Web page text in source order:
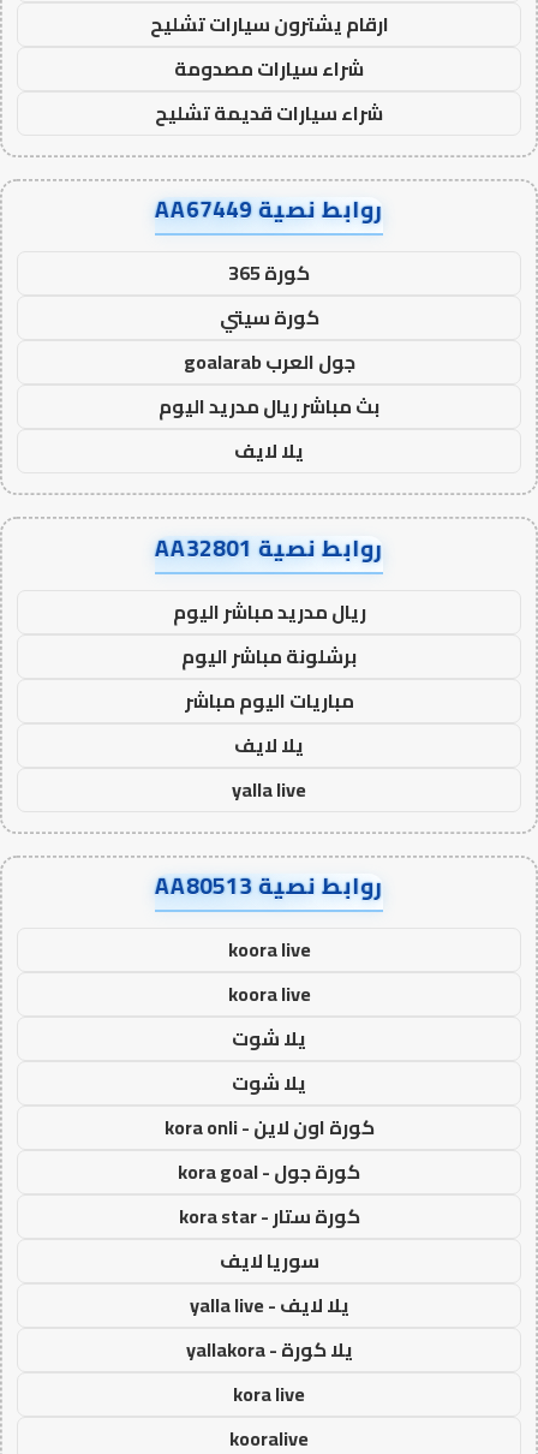
ارقام يشترون سيارات تشليح
شراء سيارات مصدومة
شراء سيارات قديمة تشليح
روابط نصية AA67449
كورة 365
كورة سيتي
جول العرب goalarab
بث مباشر ريال مدريد اليوم
يلا لايف
روابط نصية AA32801
ريال مدريد مباشر اليوم
برشلونة مباشر اليوم
مباريات اليوم مباشر
يلا لايف
yalla live
روابط نصية AA80513
koora live
koora live
يلا شوت
يلا شوت
كورة اون لاين - kora onli
كورة جول - kora goal
كورة ستار - kora star
سوريا لايف
يلا لايف - yalla live
يلا كورة - yallakora
kora live
kooralive